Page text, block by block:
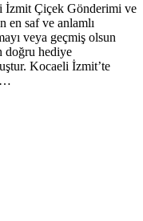
Çiçek Gönderimi ve
en saf ve anlamlı
veya geçmiş olsun
doğru hediye
Kocaeli İzmit’te